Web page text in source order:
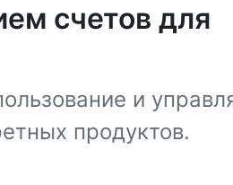
счетов для
и
продуктов.